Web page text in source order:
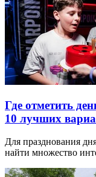
Где отметить
10 лучших
Для празднования
найти множество